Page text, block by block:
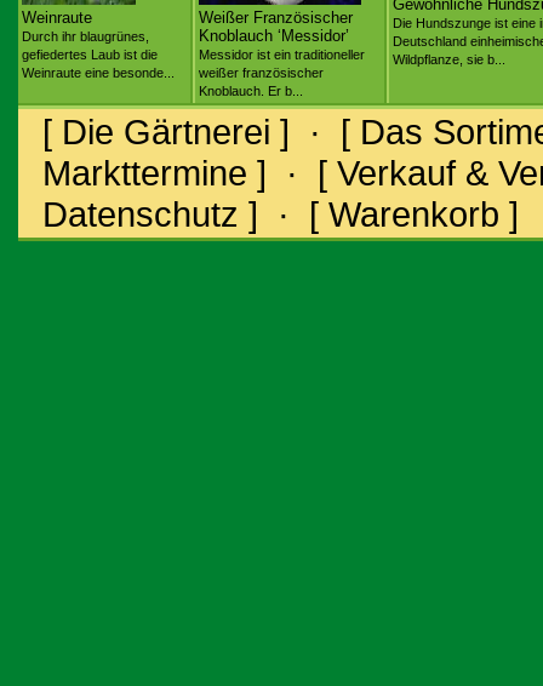
Weinraute
Durch ihr blaugrünes,
gefiedertes Laub ist die
Weinraute eine besonde...
Weißer Französischer
Knoblauch ‘Messidor’
Messidor ist ein traditioneller
weißer französischer
Knoblauch. Er b...
Gewöhnliche
Die Hundszunge ist eine
Deutschland
Wildpflanze, sie b...
[ Die Gärtnerei ] · [ Das
Markttermine ] · [ Verkauf &
Datenschutz ] · [ Warenkorb ]